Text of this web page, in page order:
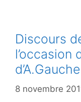
Discours
l’occasion
8 novembre